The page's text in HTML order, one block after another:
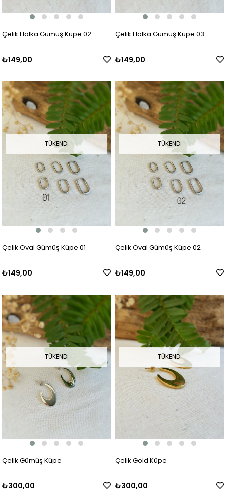
Çelik Halka Gümüş Küpe 02
₺149,00
Çelik Halka Gümüş Küpe 03
₺149,00
TÜKENDI
Çelik Oval Gümüş Küpe 01
₺149,00
TÜKENDI
Çelik Oval Gümüş Küpe 02
₺149,00
TÜKENDI
Çelik Gümüş Küpe
₺300,00
TÜKENDI
Çelik Gold Küpe
₺300,00